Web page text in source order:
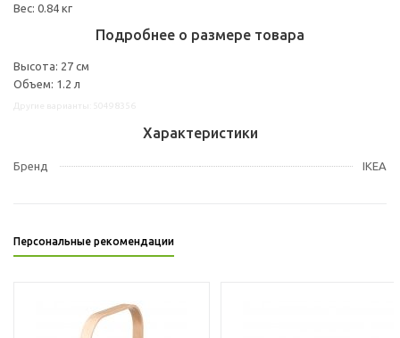
Вес: 0.84 кг
Подробнее о размере товара
Высота: 27 см
Объем: 1.2 л
Характеристики
Бренд IKEA
Персональные рекомендации